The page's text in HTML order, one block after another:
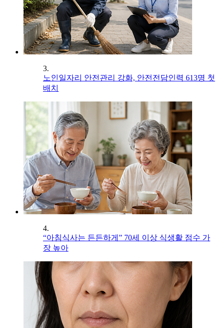
3.
노인일자리 안전관리 강화, 안전전담인력 613명 첫
배치
4.
“아침식사는 든든하게” 70세 이상 식생활 점수 가
장 높아